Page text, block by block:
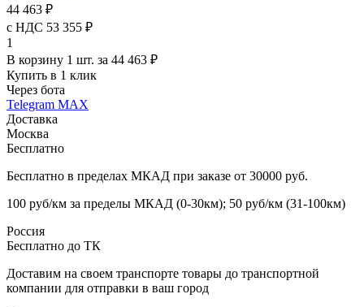
44 463 ₽
с НДС 53 355 ₽
1
В корзину 1 шт. за 44 463 ₽
Купить в 1 клик
Через бота
Telegram MAX
Доставка
Москва
Бесплатно
Бесплатно в пределах МКАД при заказе от 30000 руб.
100 руб/км за пределы МКАД (0-30км); 50 руб/км (31-100км)
Россия
Бесплатно до ТК
Доставим на своем транспорте товары до транспортной
компании для отправки в ваш город